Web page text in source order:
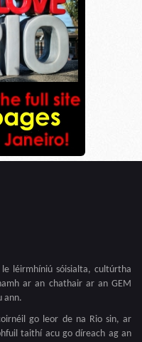
le léirmhíniú sóisialta, cultúrtha
ar an chathair ar an GEM
ann.
go leor de na Rio sin, ar
taithí acu go díreach ag an